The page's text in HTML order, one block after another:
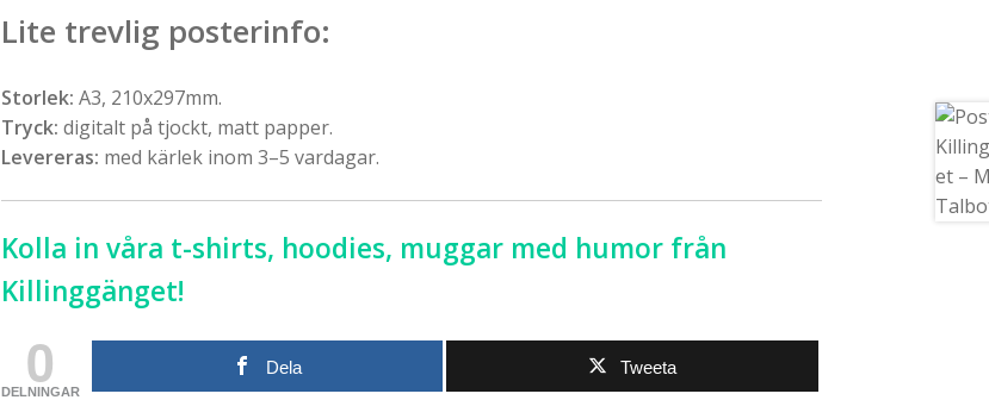
Lite trevlig posterinfo:
Storlek: A3, 210x297mm.
Tryck: digitalt på tjockt, matt papper.
Levereras: med kärlek inom 3–5 vardagar.
Kolla in våra t-shirts, hoodies, muggar med humor från
Killinggänget!
0
DELNINGAR
Dela Tweeta